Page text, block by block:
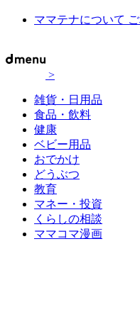
ママテナについて
>
雑貨・日用品
食品・飲料
健康
ベビー用品
おでかけ
どうぶつ
教育
マネー・投資
くらしの相談
ママコマ漫画